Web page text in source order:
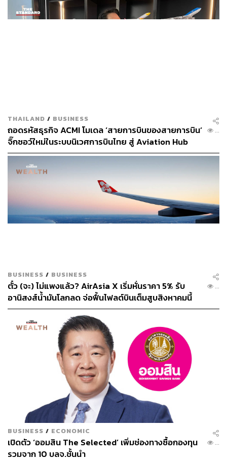
THAILAND / BUSINESS
ถอดรหัสธุรกิจ ACMI โมเดล ‘สายการบินของสายการบิน’
จิ๊กซอว์ใหม่ในระบบนิเวศการบินไทย สู่ Aviation Hub
ของภูมิภาค
...
BUSINESS / BUSINESS
ตั๋ว (จะ) ไม่แพงแล้ว? AirAsia X เริ่มหั่นราคา 5% รับ
อานิสงส์น้ำมันโลกลด จ่อฟื้นไฟลต์บินเต็มสูบสิงหาคมนี้
...
BUSINESS / ECONOMIC
เปิดตัว ‘ออมสิน The Selected’ เพิ่มช่องทางซื้อกองทุน
รวมจาก 10 บลจ.ชั้นนำ
...